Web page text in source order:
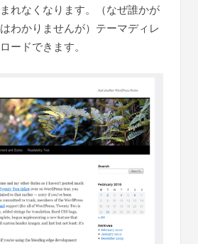
れなくなります。（なぜ誰かが
わかりませんが）テーマディレ
ードできます。